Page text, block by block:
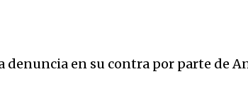
denuncia en su contra por parte de